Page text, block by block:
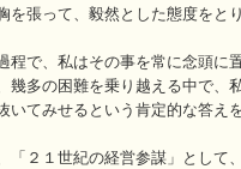
を張って、毅然とした態度を
程で、私はその事を常に念頭に
幾多の困難を乗り越える中で
いてみせるという肯定的な答え
「２１世紀の経営参謀」とし